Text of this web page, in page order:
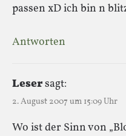
passen xD ich bin n
Antworten
Lesersagt:
2. August 2007 um 15:09 Uhr
Wo ist der Sinn von